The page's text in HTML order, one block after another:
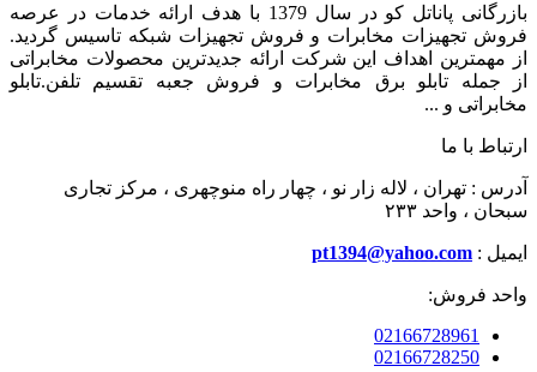
بازرگانی پاناتل کو در سال 1379 با هدف ارائه خدمات در عرصه
فروش تجهیزات مخابرات و فروش تجهیزات شبکه تاسیس گردید.
از مهمترین اهداف این شرکت ارائه جدیدترین محصولات مخابراتی
از جمله تابلو برق مخابرات و فروش جعبه تقسیم تلفن.تابلو
مخابراتی و ...
ارتباط با ما
آدرس : تهران ، لاله زار نو ، چهار راه منوچهری ، مرکز تجاری
سبحان ، واحد ۲۳۳
ایمیل : pt1394@yahoo.com
واحد فروش:
02166728961
02166728250